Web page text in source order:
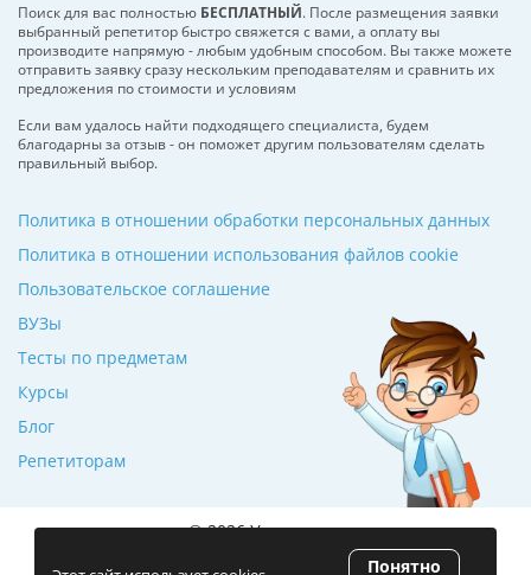
Поиск для вас полностью БЕСПЛАТНЫЙ. После размещения заявки
выбранный репетитор быстро свяжется с вами, а оплату вы
производите напрямую - любым удобным способом. Вы также можете
отправить заявку сразу нескольким преподавателям и сравнить их
предложения по стоимости и условиям
Если вам удалось найти подходящего специалиста, будем
благодарны за отзыв - он поможет другим пользователям сделать
правильный выбор.
ВУЗы
Тесты по предметам
Курсы
Блог
Репетиторам
Политика в отношении обработки персональных данных
Политика в отношении использования файлов cookie
Пользовательское соглашение
© 2026 Училкин.ru
Понятно